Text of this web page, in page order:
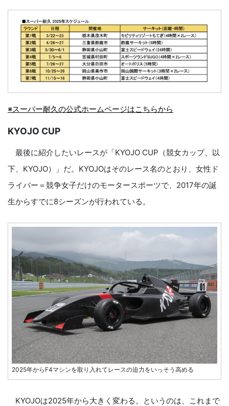
※スーパー耐久の公式ホームページはこちらから
KYOJO CUP
最後に紹介したいレースが「KYOJO CUP（競女カップ、以
下、KYOJO）」だ。KYOJOはそのレース名のとおり、女性ド
ライバー＝競争女子だけのモータースポーツで、2017年の誕
生からすでに8シーズンが行われている。
2025年からF4マシンを取り入れてレースの迫力をいっそう高める
KYOJOは2025年から大きく変わる。というのは、これまで